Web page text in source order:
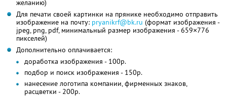
желанию)
Для печати своей картинки на прянике необходимо отправить
изображение на почту: pryanikrf@bk.ru (формат изображения -
jpeg, png, pdf, минимальный размер изображения - 659×776
пикселей)
Дополнительно оплачивается:
доработка изображения - 100р.
подбор и поиск изображения - 150р.
нанесение логотипа компании, фирменных знаков,
расцветки - 200р.